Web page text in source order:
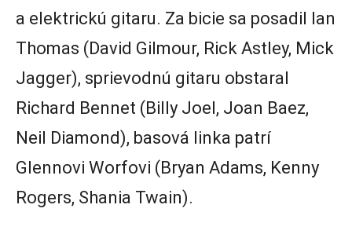
a elektrickú gitaru. Za bicie sa posadil Ian
Thomas (David Gilmour, Rick Astley, Mick
Jagger), sprievodnú gitaru obstaral
Richard Bennet (Billy Joel, Joan Baez,
Neil Diamond), basová linka patrí
Glennovi Worfovi (Bryan Adams, Kenny
Rogers, Shania Twain).